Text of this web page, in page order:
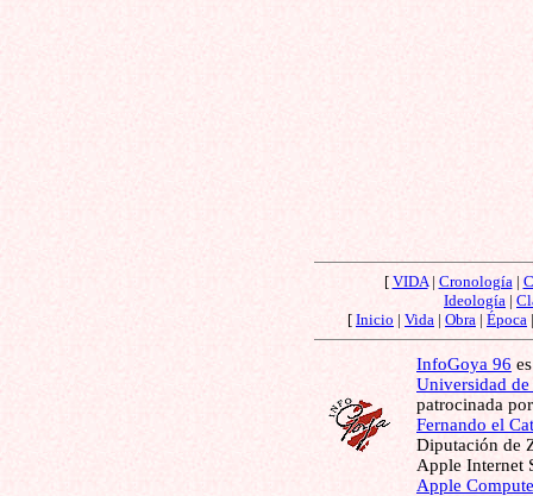
[ VIDA| Cronología |
Ideología |
[ Inicio | Vida | Obra | Época
InfoGoya 96
Universidad de
patrocinada
Fernando el
Diputación de
Apple Internet
Apple